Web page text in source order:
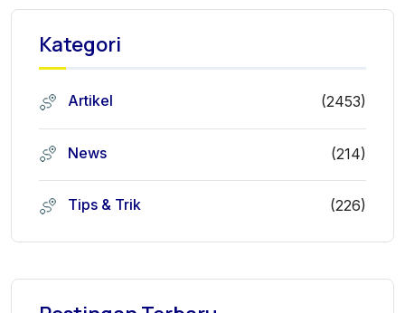
Kategori
Artikel (2453)
News (214)
Tips & Trik (226)